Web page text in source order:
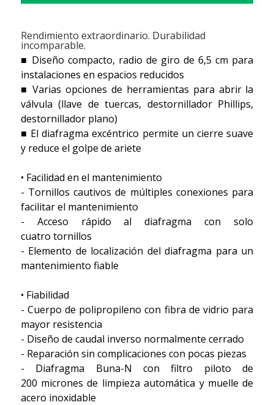
Rendimiento extraordinario. Durabilidad
incomparable.
■ Diseño compacto, radio de giro de 6,5 cm para
instalaciones en espacios reducidos
■ Varias opciones de herramientas para abrir la
válvula (llave de tuercas, destornillador Phillips,
destornillador plano)
■ El diafragma excéntrico permite un cierre suave
y reduce el golpe de ariete
• Facilidad en el mantenimiento
- Tornillos cautivos de múltiples conexiones para
facilitar el mantenimiento
- Acceso rápido al diafragma con solo
cuatro tornillos
- Elemento de localización del diafragma para un
mantenimiento fiable
• Fiabilidad
- Cuerpo de polipropileno con fibra de vidrio para
mayor resistencia
- Diseño de caudal inverso normalmente cerrado
- Reparación sin complicaciones con pocas piezas
- Diafragma Buna-N con filtro piloto de
200 micrones de limpieza automática y muelle de
acero inoxidable